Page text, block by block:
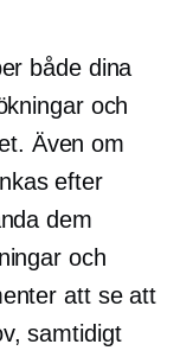
både dina
och
Även om
efter
dem
och
att se att
samtidigt